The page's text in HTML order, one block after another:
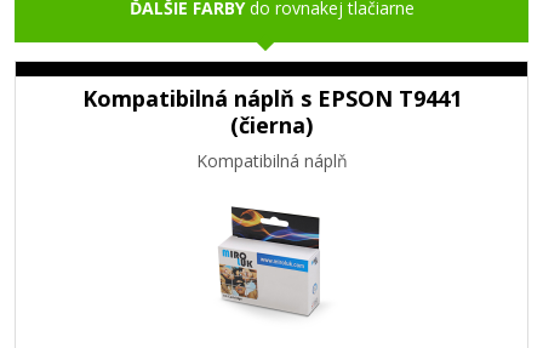
ĎALŠIE FARBYdo rovnakej tlačiarne
Kompatibilná náplň s EPSON T9441
(čierna)
Kompatibilná náplň